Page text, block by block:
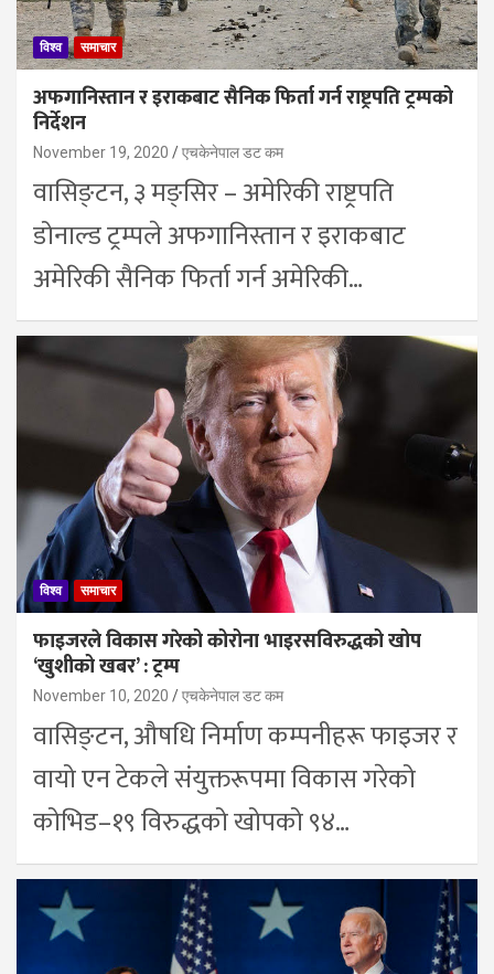
विश्व समाचार
अफगानिस्तान र इराकबाट सैनिक फिर्ता गर्न राष्ट्रपति ट्रम्पको
निर्देशन
November 19, 2020 एचकेनेपाल डट कम
वासिङ्टन, ३ मङ्सिर – अमेरिकी राष्ट्रपति
डोनाल्ड ट्रम्पले अफगानिस्तान र इराकबाट
अमेरिकी सैनिक फिर्ता गर्न अमेरिकी…
विश्व समाचार
फाइजरले विकास गरेको कोरोना भाइरसविरुद्धको खोप
‘खुशीको खबर’ : ट्रम्प
November 10, 2020 एचकेनेपाल डट कम
वासिङ्टन, औषधि निर्माण कम्पनीहरू फाइजर र
वायो एन टेकले संयुक्तरूपमा विकास गरेको
कोभिड–१९ विरुद्धको खोपको ९४…